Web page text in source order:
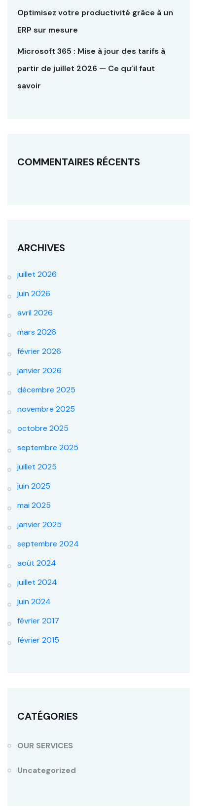
Optimisez votre productivité grâce à un
ERP sur mesure
Microsoft 365 : Mise à jour des tarifs à
partir de juillet 2026 — Ce qu’il faut
savoir
COMMENTAIRES RÉCENTS
ARCHIVES
juillet 2026
juin 2026
avril 2026
mars 2026
février 2026
janvier 2026
décembre 2025
novembre 2025
octobre 2025
septembre 2025
juillet 2025
juin 2025
mai 2025
janvier 2025
septembre 2024
août 2024
juillet 2024
juin 2024
février 2017
février 2015
CATÉGORIES
OUR SERVICES
Uncategorized